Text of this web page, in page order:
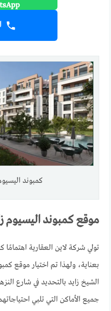
كمبوند
موقع كمبوند اليسيوم
تولي شركة لاين العقارية اهتمامًا
بعناية، ولهذا تم اختيار موقع
الشيخ زايد بالتحديد في شارع
جميع الأماكن التي تلبي